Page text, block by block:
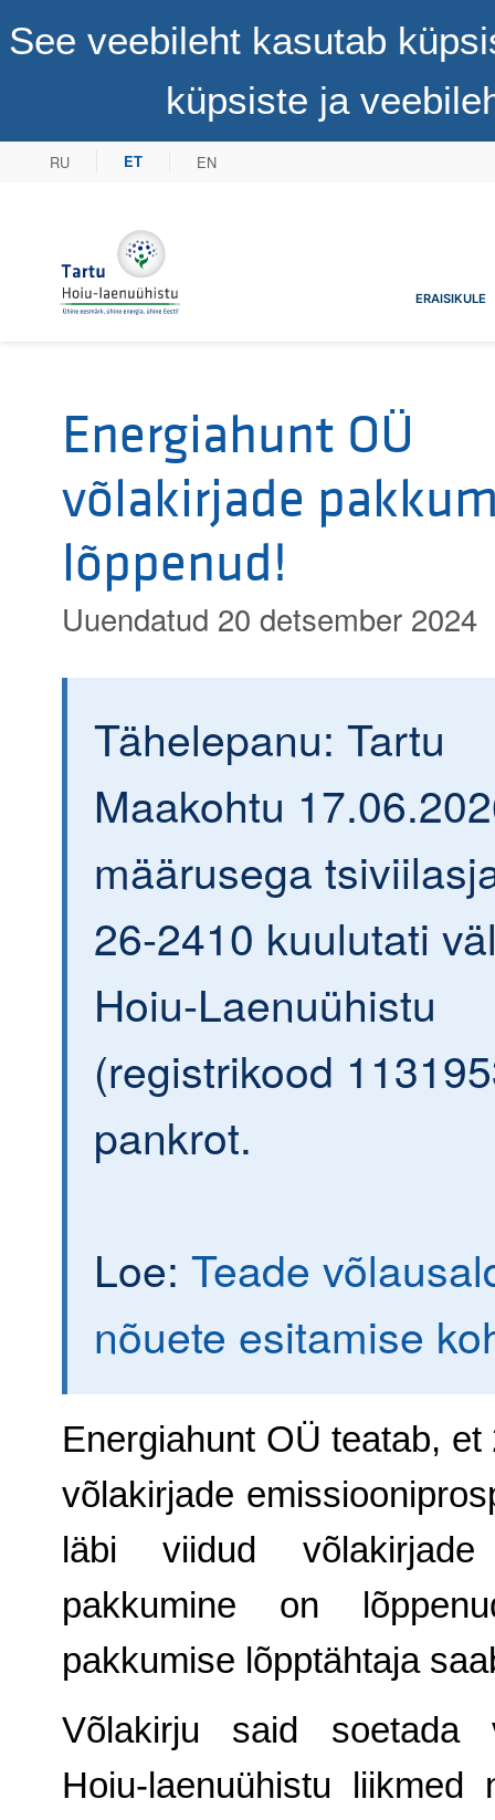
See veebileht kasutab
küpsiste ja
RU ET EN
Tartu Hoiu-laenuühistuERAISIKULE
Energiahunt OÜ
võlakirjade
lõppenud!
Uuendatud 20 detsember 2024
Tähelepanu: Tartu
Maakohtu
määrusega
26-2410 kuulutati
Hoiu-Laenuühistu
(registrikood
pankrot.
Loe: Teade
nõuete esitamise
Energiahunt OÜ teatab, et
võlakirjade
läbi viidud võlakirjade
pakkumine on
pakkumise lõpptähtaja
Võlakirju said soetada
Hoiu-laenuühistu liikmed